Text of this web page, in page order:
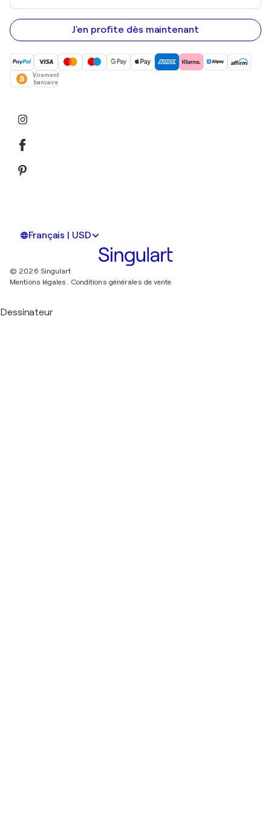
adresse
e-
mail
J'en profite dès maintenant
Virement
bancaire
Français | USD
© 2026 Singulart
Mentions légales.
Conditions générales de vente
Dessinateur